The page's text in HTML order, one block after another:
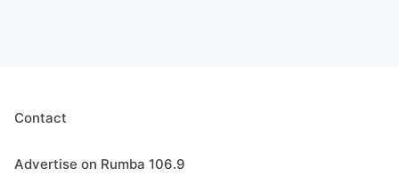
Contact
Advertise on Rumba 106.9